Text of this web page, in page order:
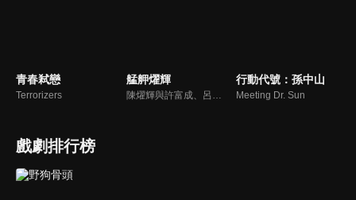
青春弒戀
Terrorizers
艋舺燿輝 行動代號：孫中山
Meeting Dr. Sun
戲劇排行榜